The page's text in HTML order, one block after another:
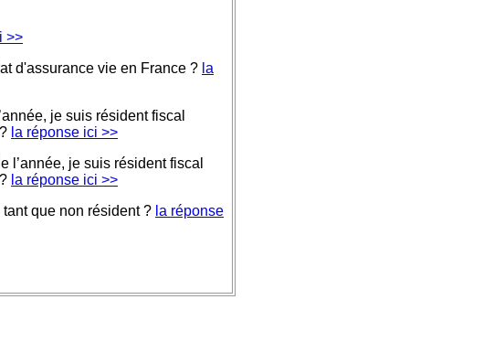
>>
d'assurance vie en France ? la
je suis résident fiscal
la réponse ici >>
l’année, je suis résident fiscal
la réponse ici >>
que non résident ? la réponse